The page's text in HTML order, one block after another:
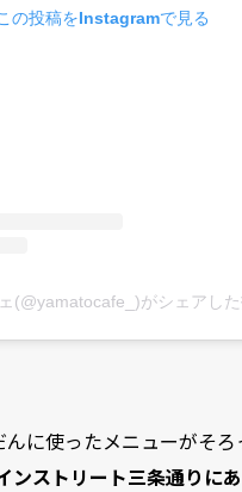
の投稿をInstagramで見る
(@yamatocafe_)がシェアし
に使ったメニューがそろ
ンストリート三条通りに